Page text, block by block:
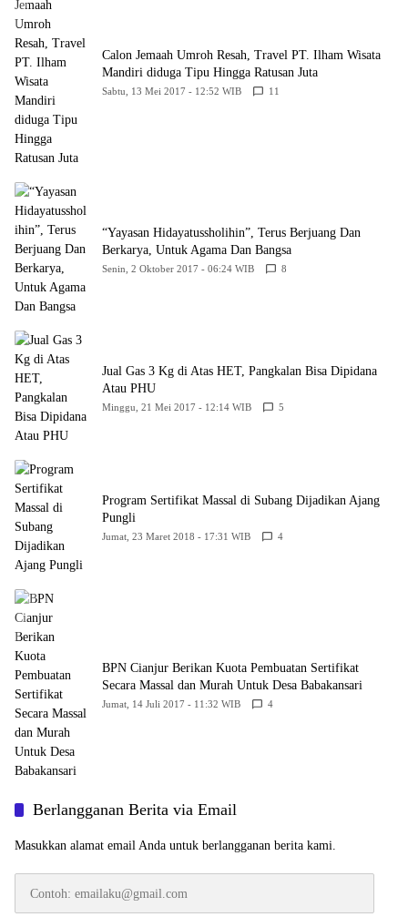
Calon Jemaah Umroh Resah, Travel PT. Ilham Wisata
Mandiri diduga Tipu Hingga Ratusan Juta
Sabtu, 13 Mei 2017 - 12:52 WIB 11
“Yayasan Hidayatussholihin”, Terus Berjuang Dan
Berkarya, Untuk Agama Dan Bangsa
Senin, 2 Oktober 2017 - 06:24 WIB 8
Jual Gas 3 Kg di Atas HET, Pangkalan Bisa Dipidana
Atau PHU
Minggu, 21 Mei 2017 - 12:14 WIB 5
Program Sertifikat Massal di Subang Dijadikan Ajang
Pungli
Jumat, 23 Maret 2018 - 17:31 WIB 4
BPN Cianjur Berikan Kuota Pembuatan Sertifikat
Secara Massal dan Murah Untuk Desa Babakansari
Jumat, 14 Juli 2017 - 11:32 WIB 4
Berlangganan Berita via Email
Masukkan alamat email Anda untuk berlangganan berita kami.
emailaku@gmail.com